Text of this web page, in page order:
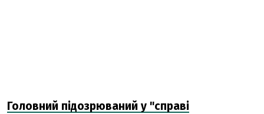
Головний підозрюваний у "справі